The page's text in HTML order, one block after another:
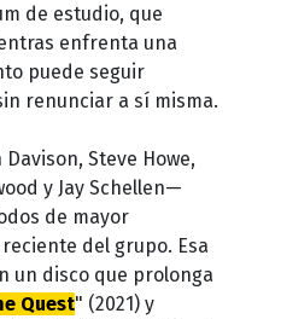
de estudio, que
enfrenta una
puede seguir
renunciar a sí misma.
Steve Howe,
y Jay Schellen—
de mayor
del grupo. Esa
un disco que prolonga
Quest" (2021) y